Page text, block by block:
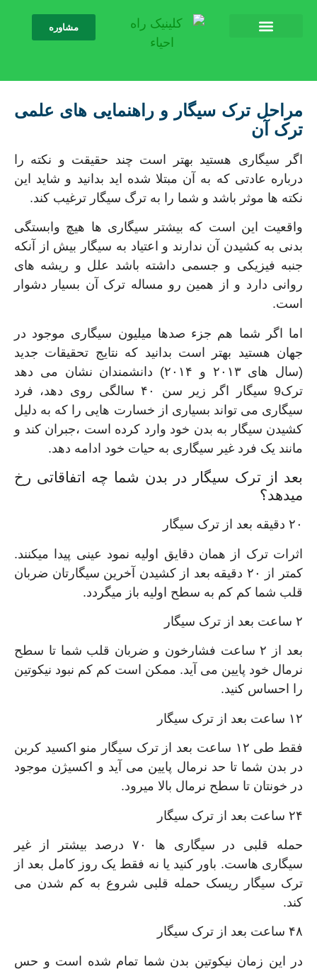
مشاوره
مراحل ترک سیگار و راهنمایی های علمی
ترک آن
اگر سیگاری هستید بهتر است چند حقیقت و نکته را
درباره عادتی که به آن مبتلا شده اید بدانید و شاید این
نکته ها موثر باشد و شما را به ترگ سیگار ترغیب کند.
واقعیت این است که بیشتر سیگاری ها هیچ وابستگی
بدنی به کشیدن آن ندارند و اعتیاد به سیگار بیش از آنکه
جنبه فیزیکی و جسمی داشته باشد علل و ریشه های
روانی دارد و از همین رو مساله ترک آن بسیار دشوار
است.
اما اگر شما هم جزء صدها میلیون سیگاری موجود در
جهان هستید بهتر است بدانید که نتایج تحقیقات جدید
(سال های ۲۰۱۳ و ۲۰۱۴) دانشمندان نشان می دهد
ترک9 سیگار اگر زیر سن ۴۰ سالگی روی دهد، فرد
سیگاری می تواند بسیاری از خسارت هایی را که به دلیل
کشیدن سیگار به بدن خود وارد کرده است ،جبران کند و
مانند یک فرد غیر سیگاری به حیات خود ادامه دهد.
بعد از ترک سیگار در بدن شما چه اتفاقاتی رخ
میدهد؟
۲۰ دقیقه بعد از ترک سیگار
اثرات ترک از همان دقایق اولیه نمود عینی پیدا میکنند.
کمتر از ۲۰ دقیقه بعد از کشیدن آخرین سیگارتان ضربان
قلب شما کم کم به سطح اولیه باز میگردد.
۲ ساعت بعد از ترک سیگار
بعد از ۲ ساعت فشارخون و ضربان قلب شما تا سطح
نرمال خود پایین می آید. ممکن است کم کم نبود نیکوتین
را احساس کنید.
۱۲ ساعت بعد از ترک سیگار
فقط طی ۱۲ ساعت بعد از ترک سیگار منو اکسید کربن
در بدن شما تا حد نرمال پایین می آید و اکسیژن موجود
در خونتان تا سطح نرمال بالا میرود.
۲۴ ساعت بعد از ترک سیگار
حمله قلبی در سیگاری ها ۷۰ درصد بیشتر از غیر
سیگاری هاست. باور کنید یا نه فقط یک روز کامل بعد از
ترک سیگار ریسک حمله قلبی شروع به کم شدن می
کند.
۴۸ ساعت بعد از ترک سیگار
در این زمان نیکوتین بدن شما تمام شده است و حس